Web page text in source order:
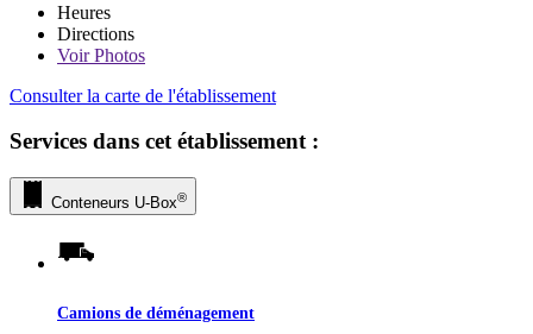
Heures
Directions
VoirPhotos
Consulter la carte de l'établissement
Services dans cet établissement :
Conteneurs U-Box®
Camions de déménagement